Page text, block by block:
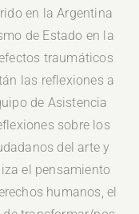
en la Argentina
de Estado en la
traumáticos
las reflexiones a
de Asistencia
sobre los
del arte y
el pensamiento
humanos, el